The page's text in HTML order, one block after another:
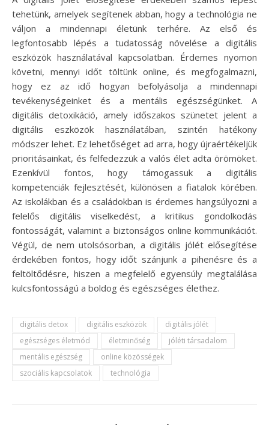
tehetünk, amelyek segítenek abban, hogy a technológia ne
váljon a mindennapi életünk terhére. Az első és
legfontosabb lépés a tudatosság növelése a digitális
eszközök használatával kapcsolatban. Érdemes nyomon
követni, mennyi időt töltünk online, és megfogalmazni,
hogy ez az idő hogyan befolyásolja a mindennapi
tevékenységeinket és a mentális egészségünket. A
digitális detoxikáció, amely időszakos szünetet jelent a
digitális eszközök használatában, szintén hatékony
módszer lehet. Ez lehetőséget ad arra, hogy újraértékeljük
prioritásainkat, és felfedezzük a valós élet adta örömöket.
Ezenkívül fontos, hogy támogassuk a digitális
kompetenciák fejlesztését, különösen a fiatalok körében.
Az iskolákban és a családokban is érdemes hangsúlyozni a
felelős digitális viselkedést, a kritikus gondolkodás
fontosságát, valamint a biztonságos online kommunikációt.
Végül, de nem utolsósorban, a digitális jólét elősegítése
érdekében fontos, hogy időt szánjunk a pihenésre és a
feltöltődésre, hiszen a megfelelő egyensúly megtalálása
kulcsfontosságú a boldog és egészséges élethez.
digitális detox digitális eszközök
digitális jólét
egészséges életmód
életminőség
jóléti társadalom
mentális egészség
online közösségek
szociális kapcsolatok
technológia